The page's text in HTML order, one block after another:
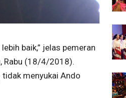
baik,” jelas pemeran
Rabu (18/4/2018).
tidak menyukai Ando